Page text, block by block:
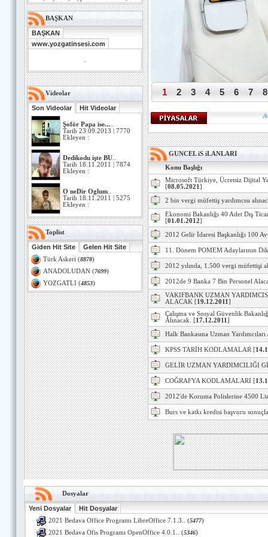
BAŞKAN
BAŞKAN
www.yozgatinsesi.com
Videolar
Son Videolar Hit Videolar
Şoför Papa ise...
Tarih 23.09.2013 | 7770
Ekleyen :
Dedikodu işte BU
Tarih 18.11.2011 | 7874
Ekleyen :
O neDir Oglum
Tarih 18.11.2011 | 5275
Ekleyen :
Toplist
Giden Hit Site Gelen Hit Site
Türk Askeri (8878)
ANADOLUDAN (7699)
YOZGATLI (4853)
1 2 3 4 5 6 7 8
GUNCEL iS iLANLARI
Konu Başlığı
Microsoft Türkiye, Ücretsiz Dijital
[08.05.2021 ]
2 bin vergi müfettiş yardımcısı
Ekonomi Bakanlığı 40 Adet Dış
[01.01.2012]
2012 Gelir İdaresi Başkanlığı 100
11. Dönem POMEM Adaylarının
2012 yılında, 1.500 vergi müfettişi
2012de 9 Banka 7 Bin Personel
VAKIFBANK UZMAN
ALACAK [19.12.2011 ]
Çalışma ve Sosyal Güvenlik
Alınacak.
[17.12.2011 ]
Halk Bankasına Uzman Yardımcıları
KPSS TARİH KODLAMALAR [
GELİR UZMAN YARDIMCILIĞI
COĞRAFYA KODLAMALARI [
2012'de Koruma Polislerine 4500
Burs ve katkı kredisi başvuru
Dosyalar
Yeni Dosyalar Hit Dosyalar
2021 Bedava Office Programı LibreOffice 7.1.3.. (5477)
2021 Bedava Ofis Programı OpenOffice 4.0.1..
(5346)